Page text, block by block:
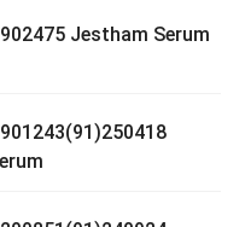
Jestham Serum